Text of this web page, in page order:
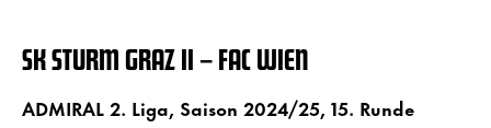
SK STURM GRAZ II – FAC WIEN
ADMIRAL 2. Liga, Saison 2024/25, 15. Runde